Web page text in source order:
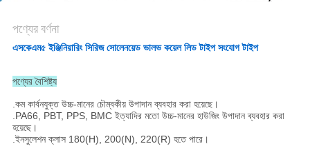
পণ্যের বর্ণনা
এসকেএম৫ ইঞ্জিনিয়ারিং সিরিজ সোলেনয়েড ভালভ কয়েল লিড টাইপ সংযোগ টাইপ
পণ্যের বৈশিষ্ট্য
.কম কার্বনযুক্ত উচ্চ-মানের চৌম্বকীয় উপাদান ব্যবহার করা হয়েছে।
.PA66, PBT, PPS, BMC ইত্যাদির মতো উচ্চ-মানের হাউজিং উপাদান ব্যবহার করা
হয়েছে।
.ইনসুলেশন ক্লাস 180(H), 200(N), 220(R) হতে পারে।